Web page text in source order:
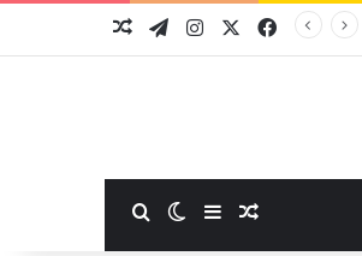
فیسبوکایکس اینستاگرام
تلگرام
نوشته تصادفی
سایدبارتغییر پوسته